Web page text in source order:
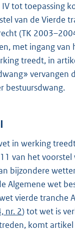
tot toepassing
van de Vierde
(TK
met ingang
treedt, in
vervangen
bestuursdwang.
in werking
van het
bijzondere
Algemene wet
vierde tranche
nr. 2) tot wet is
komt